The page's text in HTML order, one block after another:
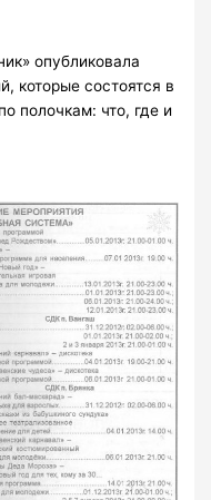
опубликовала
которые состоятся в
полочкам: что, где и